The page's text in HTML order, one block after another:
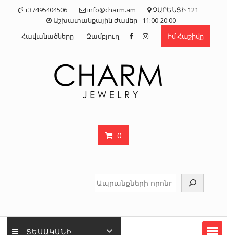
+37495404506 info@charm.am
ՉԱՐԵՆՑԻ 121
Աշխատանքային ժամեր - 11:00-20:00
Հավանածները
Զամբյուղ Իմ Հաշիվը
0
Որոնել
ՏԵՍԱԿԱՆԻ